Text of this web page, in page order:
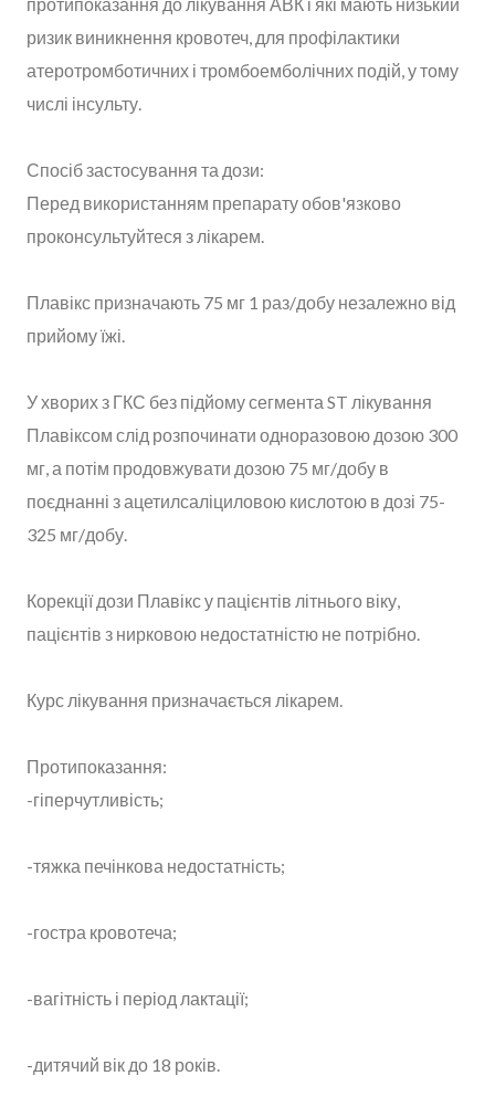
ризик виникнення кровотеч, для профілактики
атеротромботичних і тромбоемболічних подій, у тому
числі інсульту.
Спосіб застосування та дози:
Перед використанням препарату обов'язково
проконсультуйтеся з лікарем.
Плавікс призначають 75 мг 1 раз/добу незалежно від
прийому їжі.
У хворих з ГКС без підйому сегмента ST лікування
Плавіксом слід розпочинати одноразовою дозою 300
мг, а потім продовжувати дозою 75 мг/добу в
поєднанні з ацетилсаліциловою кислотою в дозі 75-
325 мг/добу.
Корекції дози Плавікс у пацієнтів літнього віку,
пацієнтів з нирковою недостатністю не потрібно.
Курс лікування призначається лікарем.
Протипоказання:
-гіперчутливість;
-тяжка печінкова недостатність;
-гостра кровотеча;
-вагітність і період лактації;
-дитячий вік до 18 років.